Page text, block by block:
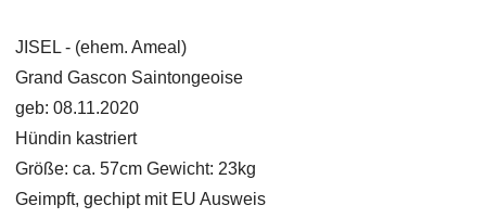
JISEL - (ehem. Ameal)
Grand Gascon Saintongeoise
geb: 08.11.2020
Hündin kastriert
Größe: ca. 57cm Gewicht: 23kg
Geimpft, gechipt mit EU Ausweis